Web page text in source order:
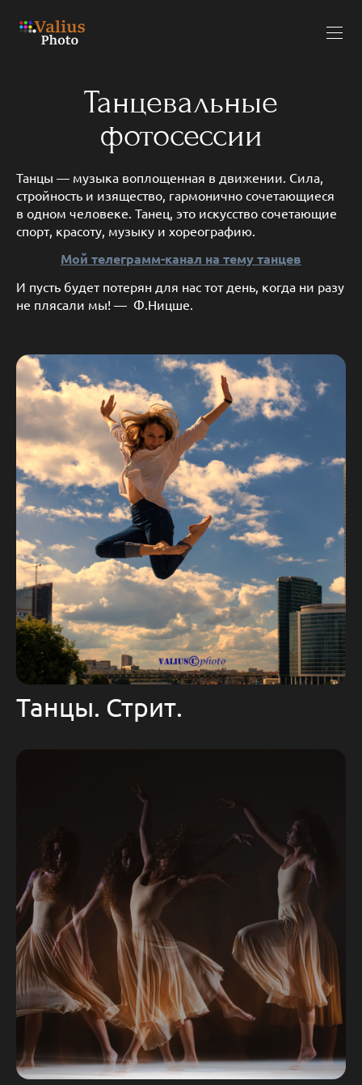
Танцевальные
фотосессии
Танцы — музыка воплощенная в движении. Сила,
стройность и изящество, гармонично сочетающиеся
в одном человеке. Танец, это искусство сочетающие
спорт, красоту, музыку и хореографию.
Мой телеграмм-канал на тему танцев
И пусть будет потерян для нас тот день, когда ни разу
не плясали мы! — Ф.Ницше.
Танцы. Стрит.